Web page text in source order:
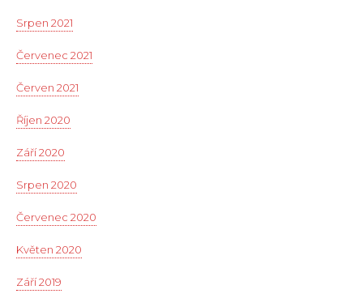
Srpen 2021
Červenec 2021
Červen 2021
Říjen 2020
Září 2020
Srpen 2020
Červenec 2020
Květen 2020
Září 2019